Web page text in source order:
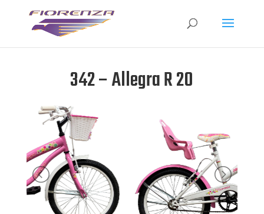
342 – Allegra R 20